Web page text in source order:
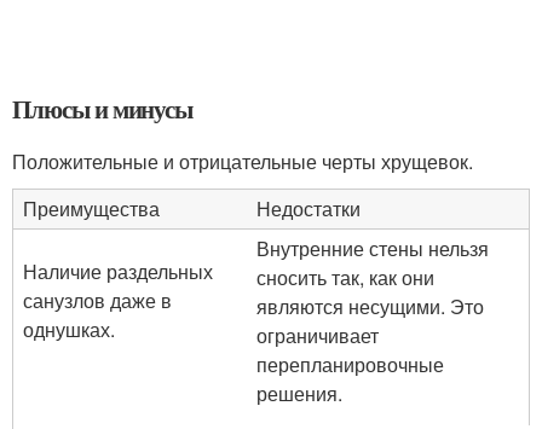
Плюсы и минусы
Положительные и отрицательные черты хрущевок.
Преимущества
Недостатки
Наличие раздельных
санузлов даже в
однушках.
Внутренние стены нельзя
сносить так, как они
являются несущими. Это
ограничивает
перепланировочные
решения.